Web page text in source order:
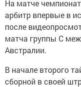
На матче
арбитр впервые в
после
матча группы C
Австралии.
В начале второго
сборной в своей